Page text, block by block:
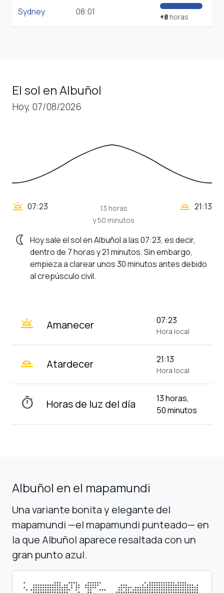
Sydney 08:01 +8horas
El sol en Albuñol
Hoy, 07/08/2026
wb_twilight 07:23
13 horas
y 50 minutos
wb_twilight_2 21:13
nightlight Hoy sale el sol en Albuñol a las 07:23, es decir,
dentro de 7 horas y 21 minutos. Sin embargo,
empieza a clarear unos 30 minutos antes debido
al crepúsculo civil.
wb_twilight Amanecer 07:23
Hora local
wb_twilight_2 Atardecer 21:13
Hora local
timer Horas de luz del día
13 horas,
50 minutos
Albuñol en el mapamundi
Una variante bonita y elegante del
mapamundi —el mapamundi punteado— en
la que Albuñol aparece resaltada con un
gran punto azul.